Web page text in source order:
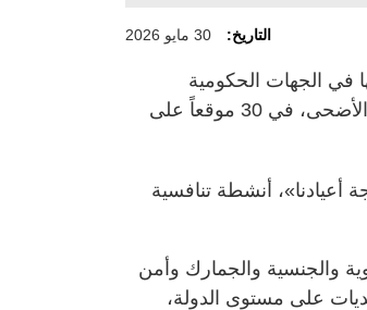
التاريخ: 30 مايو 2026
في الجهات الحكومية
الاتحادية والمحلية، فعاليات احتفالية للعمال خلال عطلة عيد الأضحى، في 30 موقعاً على
أعيادنا»، أنشطة تنافسية
والجنسية والجمارك وأمن
على مستوى الدولة،